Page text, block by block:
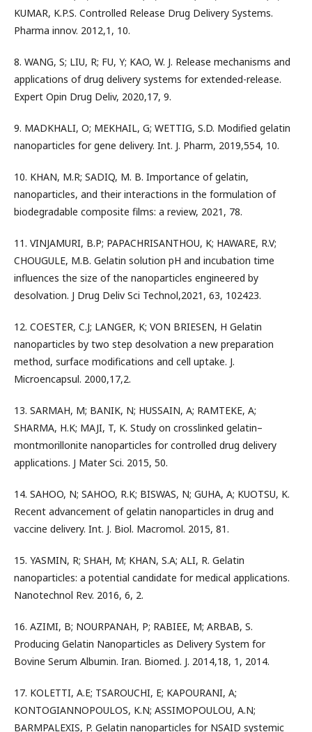
KUMAR, K.P.S. Controlled Release Drug Delivery Systems.
Pharma innov. 2012,1, 10.
8. WANG, S; LIU, R; FU, Y; KAO, W. J. Release mechanisms and
applications of drug delivery systems for extended-release.
Expert Opin Drug Deliv, 2020,17, 9.
9. MADKHALI, O; MEKHAIL, G; WETTIG, S.D. Modified gelatin
nanoparticles for gene delivery. Int. J. Pharm, 2019,554, 10.
10. KHAN, M.R; SADIQ, M. B. Importance of gelatin,
nanoparticles, and their interactions in the formulation of
biodegradable composite films: a review, 2021, 78.
11. VINJAMURI, B.P; PAPACHRISANTHOU, K; HAWARE, R.V;
CHOUGULE, M.B. Gelatin solution pH and incubation time
influences the size of the nanoparticles engineered by
desolvation. J Drug Deliv Sci Technol,2021, 63, 102423.
12. COESTER, C.J; LANGER, K; VON BRIESEN, H Gelatin
nanoparticles by two step desolvation a new preparation
method, surface modifications and cell uptake. J.
Microencapsul. 2000,17,2.
13. SARMAH, M; BANIK, N; HUSSAIN, A; RAMTEKE, A;
SHARMA, H.K; MAJI, T, K. Study on crosslinked gelatin–
montmorillonite nanoparticles for controlled drug delivery
applications. J Mater Sci. 2015, 50.
14. SAHOO, N; SAHOO, R.K; BISWAS, N; GUHA, A; KUOTSU, K.
Recent advancement of gelatin nanoparticles in drug and
vaccine delivery. Int. J. Biol. Macromol. 2015, 81.
15. YASMIN, R; SHAH, M; KHAN, S.A; ALI, R. Gelatin
nanoparticles: a potential candidate for medical applications.
Nanotechnol Rev. 2016, 6, 2.
16. AZIMI, B; NOURPANAH, P; RABIEE, M; ARBAB, S.
Producing Gelatin Nanoparticles as Delivery System for
Bovine Serum Albumin. Iran. Biomed. J. 2014,18, 1, 2014.
17. KOLETTI, A.E; TSAROUCHI, E; KAPOURANI, A;
KONTOGIANNOPOULOS, K.N; ASSIMOPOULOU, A.N;
BARMPALEXIS, P. Gelatin nanoparticles for NSAID systemic